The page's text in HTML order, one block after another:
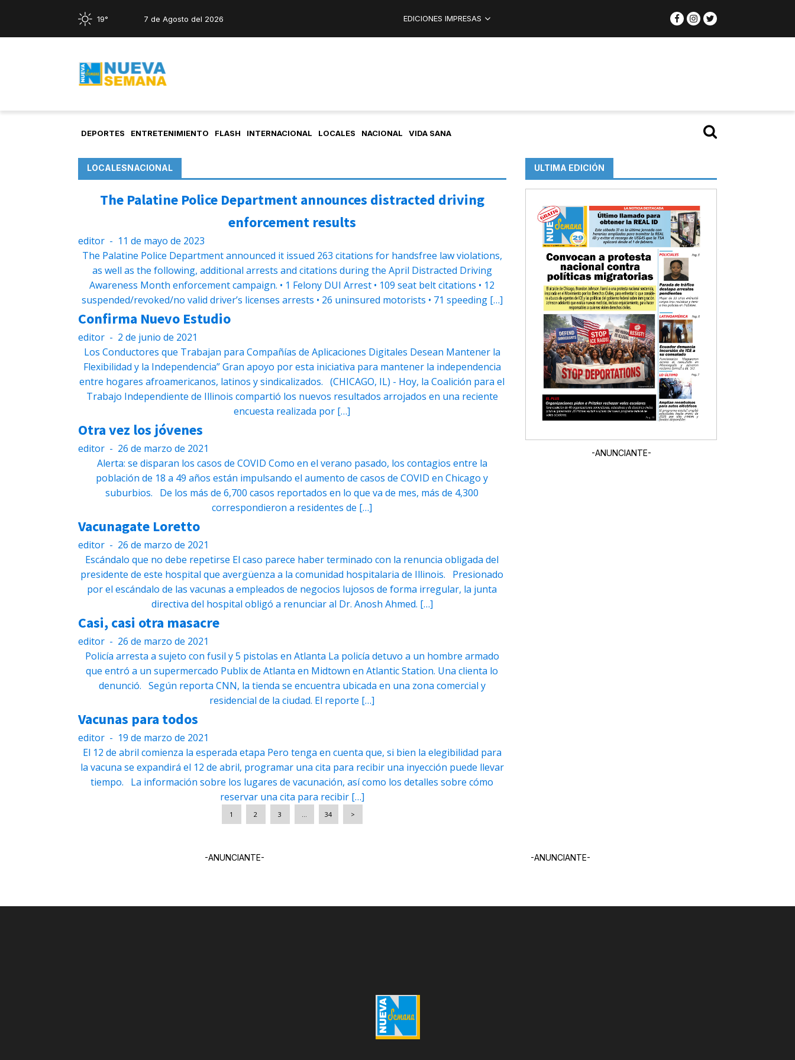
19° 7 de Agosto del 2026 EDICIONES IMPRESAS
DEPORTES ENTRETENIMIENTO FLASH INTERNACIONAL LOCALES NACIONAL VIDA SANA
LOCALESNACIONAL
The Palatine Police Department announces distracted driving
enforcement results
editor - 11 de mayo de 2023
The Palatine Police Department announced it issued 263 citations for handsfree law violations,
as well as the following, additional arrests and citations during the April Distracted Driving
Awareness Month enforcement campaign. • 1 Felony DUI Arrest • 109 seat belt citations • 12
suspended/revoked/no valid driver’s licenses arrests • 26 uninsured motorists • 71 speeding […]
Confirma Nuevo Estudio
editor - 2 de junio de 2021
Los Conductores que Trabajan para Compañías de Aplicaciones Digitales Desean Mantener la
Flexibilidad y la Independencia” Gran apoyo por esta iniciativa para mantener la independencia
entre hogares afroamericanos, latinos y sindicalizados. (CHICAGO, IL) - Hoy, la Coalición para el
Trabajo Independiente de Illinois compartió los nuevos resultados arrojados en una reciente
encuesta realizada por […]
Otra vez los jóvenes
editor - 26 de marzo de 2021
Alerta: se disparan los casos de COVID Como en el verano pasado, los contagios entre la
población de 18 a 49 años están impulsando el aumento de casos de COVID en Chicago y
suburbios. De los más de 6,700 casos reportados en lo que va de mes, más de 4,300
correspondieron a residentes de […]
Vacunagate Loretto
editor - 26 de marzo de 2021
Escándalo que no debe repetirse El caso parece haber terminado con la renuncia obligada del
presidente de este hospital que avergüenza a la comunidad hospitalaria de Illinois. Presionado
por el escándalo de las vacunas a empleados de negocios lujosos de forma irregular, la junta
directiva del hospital obligó a renunciar al Dr. Anosh Ahmed. […]
Casi, casi otra masacre
editor - 26 de marzo de 2021
Policía arresta a sujeto con fusil y 5 pistolas en Atlanta La policía detuvo a un hombre armado
que entró a un supermercado Publix de Atlanta en Midtown en Atlantic Station. Una clienta lo
denunció. Según reporta CNN, la tienda se encuentra ubicada en una zona comercial y
residencial de la ciudad. El reporte […]
Vacunas para todos
editor - 19 de marzo de 2021
El 12 de abril comienza la esperada etapa Pero tenga en cuenta que, si bien la elegibilidad para
la vacuna se expandirá el 12 de abril, programar una cita para recibir una inyección puede llevar
tiempo. La información sobre los lugares de vacunación, así como los detalles sobre cómo
reservar una cita para recibir […]
1 2 3 … 34 >
ULTIMA EDICIÓN
-ANUNCIANTE-
-ANUNCIANTE- -ANUNCIANTE-